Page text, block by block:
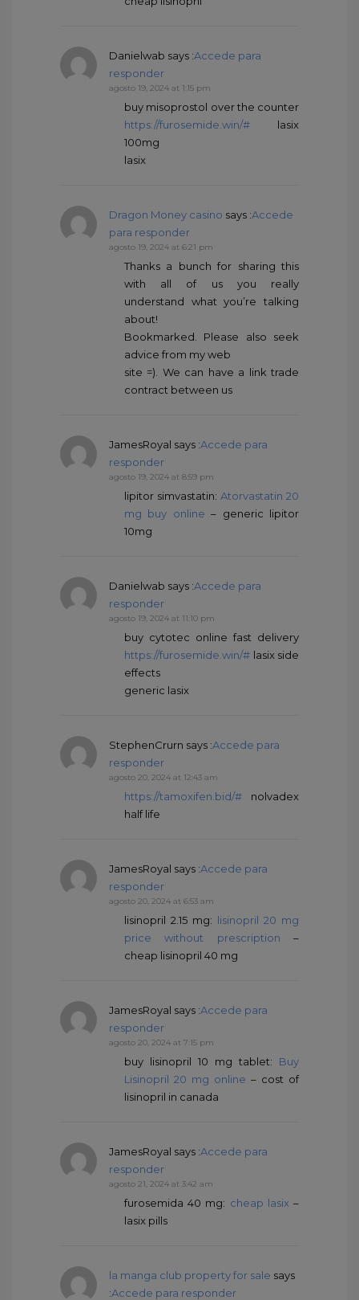
Danielwab says :Accede para
responder
agosto 19, 2024 at 1:15 pm
buy misoprostol over the counter
https://furosemide.win/# lasix
100mg
lasix
Dragon Money casino says :Accede
para responder
agosto 19, 2024 at 6:21 pm
Thanks a bunch for sharing this
with all of us you really
understand what you’re talking
about!
Bookmarked. Please also seek
advice from my web
site =). We can have a link trade
contract between us
JamesRoyal says :Accede para
responder
agosto 19, 2024 at 8:59 pm
lipitor simvastatin: Atorvastatin 20
mg buy online – generic lipitor
10mg
Danielwab says :Accede para
responder
agosto 19, 2024 at 11:10 pm
buy cytotec online fast delivery
https://furosemide.win/# lasix side
effects
generic lasix
StephenCrurn says :Accede para
responder
agosto 20, 2024 at 12:43 am
https://tamoxifen.bid/# nolvadex
half life
JamesRoyal says :Accede para
responder
agosto 20, 2024 at 6:53 am
lisinopril 2.15 mg: lisinopril 20 mg
price without prescription –
cheap lisinopril 40 mg
JamesRoyal says :Accede para
responder
agosto 20, 2024 at 7:15 pm
buy lisinopril 10 mg tablet: Buy
Lisinopril 20 mg online – cost of
lisinopril in canada
JamesRoyal says :Accede para
responder
agosto 21, 2024 at 3:42 am
furosemida 40 mg: cheap lasix –
lasix pills
la manga club property for sale says
:Accede para responder